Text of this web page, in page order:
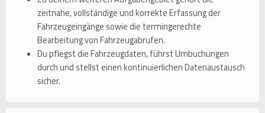
zeitnahe, vollständige und korrekte Erfassung der
Fahrzeugeingänge sowie die termingerechte
Bearbeitung von Fahrzeugabrufen.
Du pflegst die Fahrzeugdaten, führst Umbuchungen
durch und stellst einen kontinuierlichen Datenaustausch
sicher.